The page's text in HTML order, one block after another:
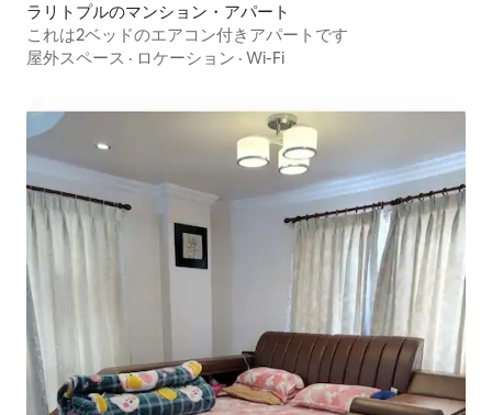
ラリトプルのマンション・アパート
これは2ベッドのエアコン付きアパートです
屋外スペース · ロケーション · Wi-Fi